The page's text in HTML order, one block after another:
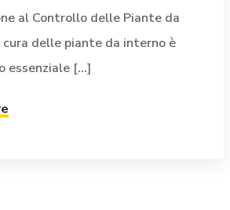
al Controllo delle Piante da
cura delle piante da interno è
essenziale [...]